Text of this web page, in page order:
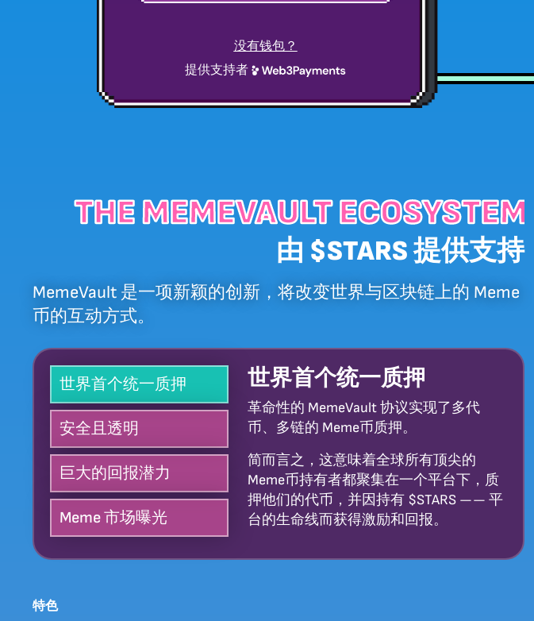
没有钱包？
提供支持者
THE MEMEVAULT ECOSYSTEM
由 $STARS 提供支持
MemeVault 是一项新颖的创新，将改变世界与区块链上的 Meme
币的互动方式。
世界首个统一质押
安全且透明
巨大的回报潜力
Meme 市场曝光
世界首个统一质押
革命性的 MemeVault 协议实现了多代
币、多链的 Meme币质押。
简而言之，这意味着全球所有顶尖的
Meme币持有者都聚集在一个平台下，质
押他们的代币，并因持有 $STARS —— 平
台的生命线而获得激励和回报。
特色